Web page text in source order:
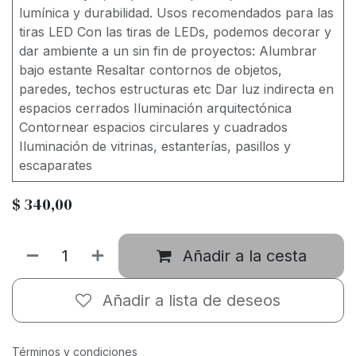
lumínica y durabilidad. Usos recomendados para las
tiras LED Con las tiras de LEDs, podemos decorar y
dar ambiente a un sin fin de proyectos: Alumbrar
bajo estante Resaltar contornos de objetos,
paredes, techos estructuras etc Dar luz indirecta en
espacios cerrados Iluminación arquitectónica
Contornear espacios circulares y cuadrados
Iluminación de vitrinas, estanterías, pasillos y
escaparates
$ 340,00
Añadir a la cesta
Añadir a lista de deseos
Términos y condiciones